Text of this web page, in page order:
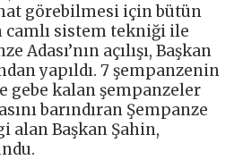
görebilmesi için bütün
camlı sistem tekniği ile
Adası’nın açılışı, Başkan
yapıldı. 7 şempanzenin
gebe kalan şempanzeler
barındıran Şempanze
alan Başkan Şahin,